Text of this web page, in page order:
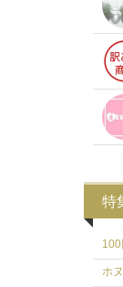
特
ホヌ